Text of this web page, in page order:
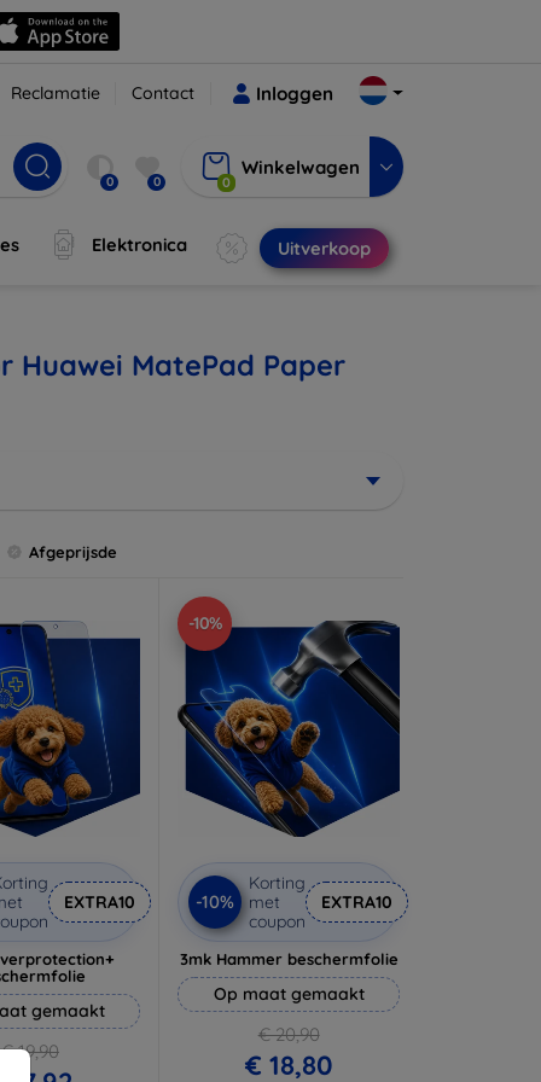
Reclamatie Contact Inloggen
0 0 0
Winkelwagen
Elektronica Uitverkoop
Huawei MatePad Paper
Afgeprijsde
EXTRA10
gemaakt
€ 19,90
-10%
-10%
Korting
met
coupon
EXTRA10
3mk Hammer beschermfolie
Op maat gemaakt
€ 20,90
€ 18,80